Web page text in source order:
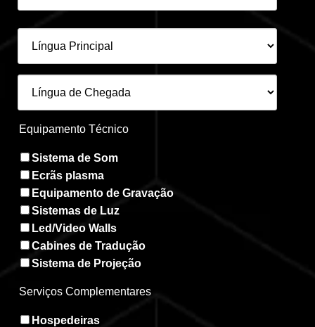
Equipamento Técnico
Sistema de Som
Ecrãs plasma
Equipamento de Gravação
Sistemas de Luz
Led/Video Walls
Cabines de Tradução
Sistema de Projeção
Serviços Complementares
Hospedeiras